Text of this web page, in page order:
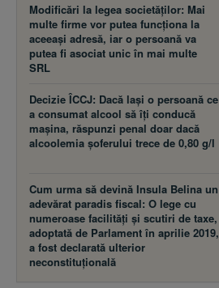
Modificări la legea societăţilor: Mai
multe firme vor putea funcţiona la
aceeaşi adresă, iar o persoană va
putea fi asociat unic în mai multe
SRL
Decizie ÎCCJ: Dacă laşi o persoană ce
a consumat alcool să îţi conducă
maşina, răspunzi penal doar dacă
alcoolemia şoferului trece de 0,80 g/l
Cum urma să devină Insula Belina un
adevărat paradis fiscal: O lege cu
numeroase facilităţi şi scutiri de taxe,
adoptată de Parlament în aprilie 2019,
a fost declarată ulterior
neconstituţională